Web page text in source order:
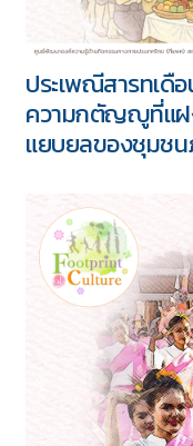
ประเพณีสารทเดื
ความกตัญญูที่แฝ
แยบยลของชุมชน